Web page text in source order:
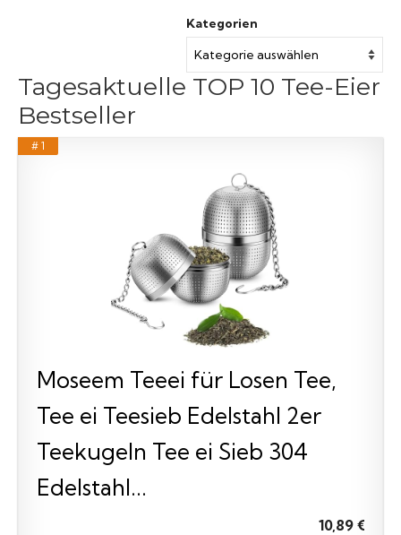
Kategorien
Tagesaktuelle TOP 10 Tee-Eier
Bestseller
# 1
Moseem Teeei für Losen Tee,
Tee ei Teesieb Edelstahl 2er
Teekugeln Tee ei Sieb 304
Edelstahl...
10,89 €